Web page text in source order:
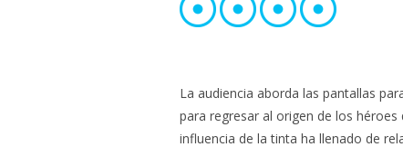
La audiencia aborda las pantallas
para regresar al origen de los
influencia de la tinta ha llenado de